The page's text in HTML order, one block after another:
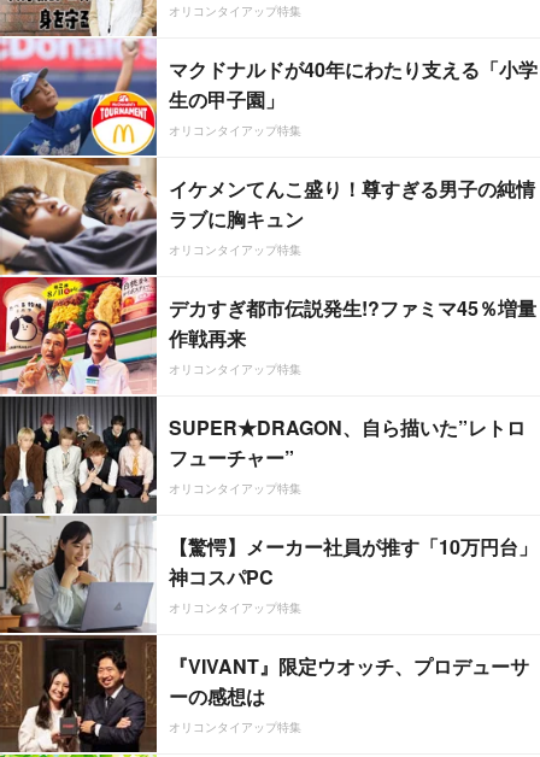
オリコンタイアップ特集
マクドナルドが40年にわたり支える「小学
生の甲子園」
オリコンタイアップ特集
イケメンてんこ盛り！尊すぎる男子の純情
ラブに胸キュン
オリコンタイアップ特集
デカすぎ都市伝説発生!?ファミマ45％増量
作戦再来
オリコンタイアップ特集
SUPER★DRAGON、自ら描いた”レトロ
フューチャー”
オリコンタイアップ特集
【驚愕】メーカー社員が推す「10万円台」
神コスパPC
オリコンタイアップ特集
『VIVANT』限定ウオッチ、プロデューサ
ーの感想は
オリコンタイアップ特集